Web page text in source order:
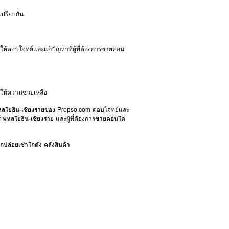
รียบกัน
ห้ตอบโจทย์และแก้ปัญหาที่ผู้ที่ต้องการขายคอน
ห้ความช่วยเหลือ
โยธิน-เชียงรายของ Propso.com ตอบโจทย์และ
หลโยธิน-เชียงราย และผู้ที่ต้องการขายคอนโด
ปล่อยเช่าโกดัง คลังสินค้า